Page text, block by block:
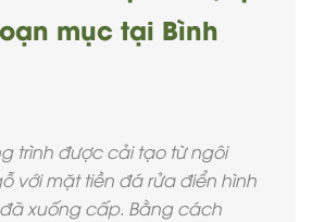
mục tại Bình
trình được cải tạo từ ngôi
với mặt tiền đá rửa điển hình
xuống cấp. Bằng cách